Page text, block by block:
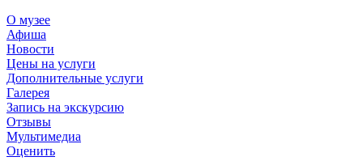
О музее
Афиша
Новости
Цены на услуги
Дополнительные услуги
Галерея
Запись на экскурсию
Отзывы
Мультимедиа
Оценить